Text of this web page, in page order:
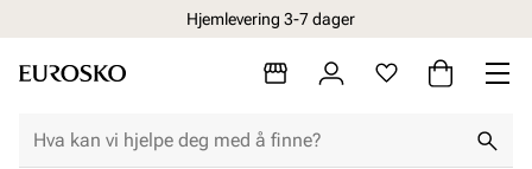
Hjemlevering 3-7 dager